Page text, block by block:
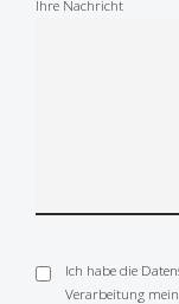
Ihre Nachricht
Ich habe die
Verarbeitung